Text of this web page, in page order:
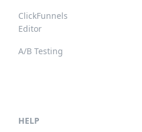
ClickFunnels
Editor
A/B Testing
HELP